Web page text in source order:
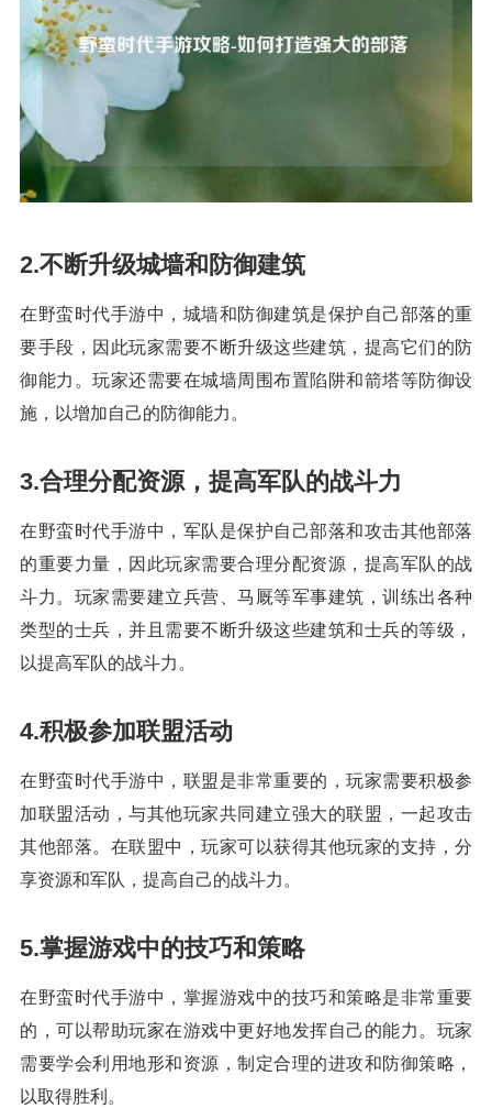
2.不断升级城墙和防御建筑
在野蛮时代手游中，城墙和防御建筑是保护自己部落的重
要手段，因此玩家需要不断升级这些建筑，提高它们的防
御能力。玩家还需要在城墙周围布置陷阱和箭塔等防御设
施，以增加自己的防御能力。
3.合理分配资源，提高军队的战斗力
在野蛮时代手游中，军队是保护自己部落和攻击其他部落
的重要力量，因此玩家需要合理分配资源，提高军队的战
斗力。玩家需要建立兵营、马厩等军事建筑，训练出各种
类型的士兵，并且需要不断升级这些建筑和士兵的等级，
以提高军队的战斗力。
4.积极参加联盟活动
在野蛮时代手游中，联盟是非常重要的，玩家需要积极参
加联盟活动，与其他玩家共同建立强大的联盟，一起攻击
其他部落。在联盟中，玩家可以获得其他玩家的支持，分
享资源和军队，提高自己的战斗力。
5.掌握游戏中的技巧和策略
在野蛮时代手游中，掌握游戏中的技巧和策略是非常重要
的，可以帮助玩家在游戏中更好地发挥自己的能力。玩家
需要学会利用地形和资源，制定合理的进攻和防御策略，
以取得胜利。